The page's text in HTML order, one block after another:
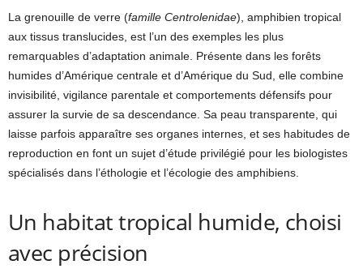
La grenouille de verre (famille Centrolenidae), amphibien tropical
aux tissus translucides, est l’un des exemples les plus
remarquables d’adaptation animale. Présente dans les forêts
humides d’Amérique centrale et d’Amérique du Sud, elle combine
invisibilité, vigilance parentale et comportements défensifs pour
assurer la survie de sa descendance. Sa peau transparente, qui
laisse parfois apparaître ses organes internes, et ses habitudes de
reproduction en font un sujet d’étude privilégié pour les biologistes
spécialisés dans l’éthologie et l’écologie des amphibiens.
Un habitat tropical humide, choisi
avec précision